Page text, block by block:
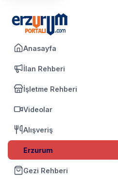
Anasayfa
İlan Rehberi
İşletme Rehberi
Videolar
Alışveriş
Erzurum
Gezi Rehberi